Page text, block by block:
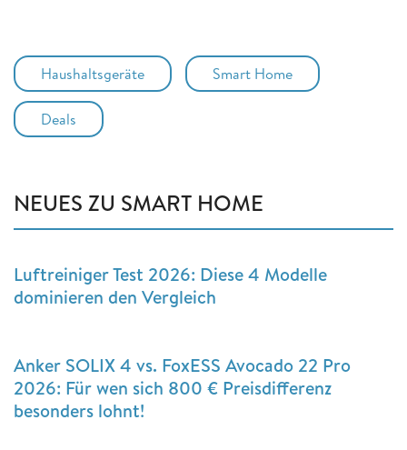
Haushaltsgeräte Smart Home
Deals
NEUES ZU SMART HOME
Luftreiniger Test 2026: Diese 4 Modelle
dominieren den Vergleich
Anker SOLIX 4 vs. FoxESS Avocado 22 Pro
2026: Für wen sich 800 € Preisdifferenz
besonders lohnt!